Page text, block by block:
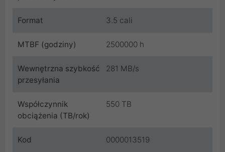
Format 3.5 cali
MTBF (godziny) 2500000 h
Wewnętrzna szybkość
przesyłania
281 MB/s
Współczynnik
obciążenia (TB/rok)
550 TB
Kod 0000013519